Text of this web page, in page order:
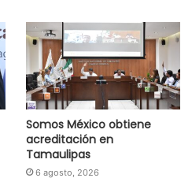
Somos México obtiene
acreditación en
Tamaulipas
6 agosto, 2026